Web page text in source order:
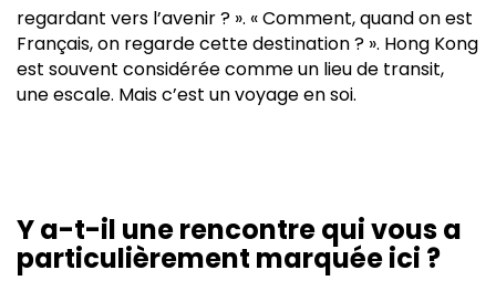
regardant vers l’avenir ? ». « Comment, quand on est
Français, on regarde cette destination ? ». Hong Kong
est souvent considérée comme un lieu de transit,
une escale. Mais c’est un voyage en soi.
Y a-t-il une rencontre qui vous a
particulièrement marquée ici ?